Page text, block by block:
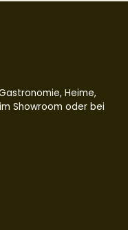
Heime,
Showroom oder bei